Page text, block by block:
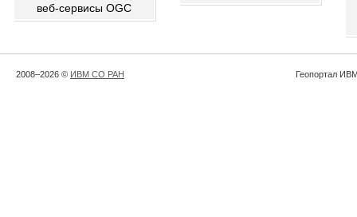
веб-сервисы OGC
2008–2026 © ИВМ СО РАН Геопортал